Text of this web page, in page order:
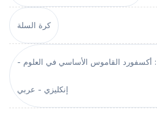
كرة السلة
: أكسفورد القاموس الأساسي في العلوم -
إنكليزي - عربي